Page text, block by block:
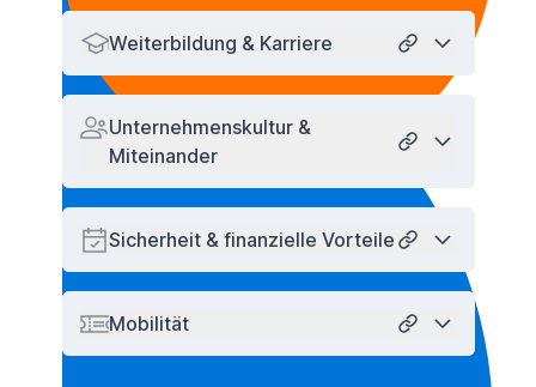
Weiterbildung & Karriere
Link zu
Unternehmenskultur &
Miteinander
Sicherheit & finanzielle Vorteile
Link zu
Mobilität
Link zu